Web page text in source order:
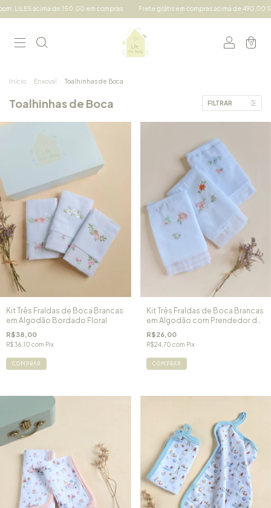
acima de 150,00 em compras Frete grátis em compras acima de 490,00 Sul e
0
Início Enxoval Toalhinhas de Boca
Toalhinhas de Boca FILTRAR
Kit Três Fraldas de Boca Brancas
em Algodão Bordado Floral
R$38,00
R$36,10 com Pix
COMPRAR
Kit Três Fraldas de Boca Brancas
em Algodão com Prendedor de
Chupeta Jardim de Flores
R$26,00
R$24,70 com Pix